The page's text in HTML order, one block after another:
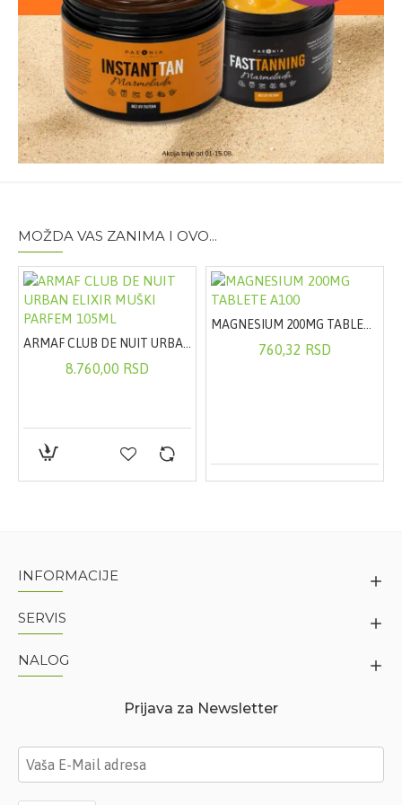
MOŽDA VAS ZANIMA I OVO...
8.760,00 RSD
760,32 RSD
INFORMACIJE
SERVIS
NALOG
Prijava za Newsletter